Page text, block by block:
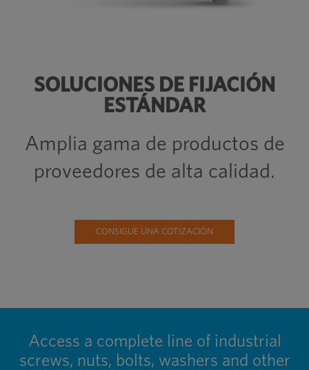
SOLUCIONES DE FIJACIÓN
ESTÁNDAR
Amplia gama de productos de
proveedores de alta calidad.
CONSIGUE UNA COTIZACIÓN
Access a complete line of industrial
screws, nuts, bolts, washers and other